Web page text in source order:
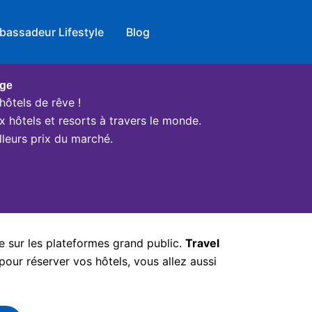
Lifestyle Blog
de rêve !
hôtels et resorts à travers le monde.
prix du marché.
sur les plateformes grand public. Travel
réserver vos hôtels, vous allez aussi